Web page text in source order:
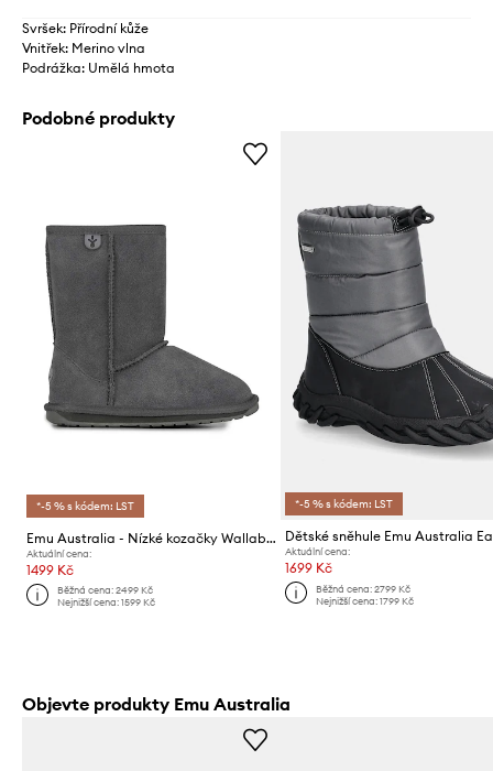
Svršek: Přírodní kůže
Vnitřek: Merino vlna
Podrážka: Umělá hmota
Podobné produkty
*-5 % s kódem: LST
Emu Australia - Nízké kozačky Wallaby Lo Teens
Aktuální cena:
1499 Kč
Běžná cena:2499 Kč
Nejnižší cena:1599 Kč
*-5 % s kódem: LST
Aktuální cena:
1699 Kč
Běžná cena: 2799 Kč
Nejnižší cena: 1799 Kč
Objevte produkty Emu Australia